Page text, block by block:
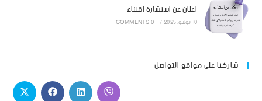
اعلان عن استشارة اقتناء
10 يوليو، 2025 /
0 COMMENTS
شاركنا على مواقع التواصل